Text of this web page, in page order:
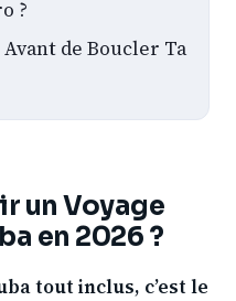
?
de Boucler Ta
un Voyage
en 2026 ?
tout inclus, c’est le